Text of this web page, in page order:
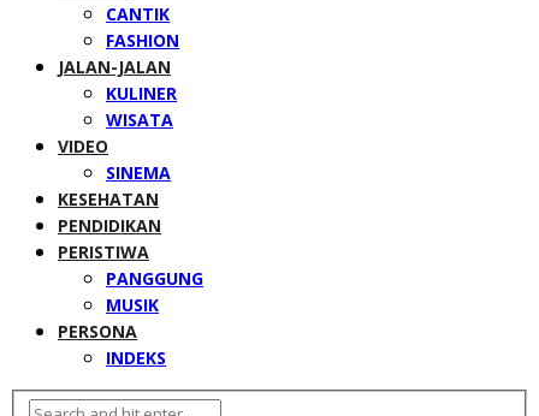
CANTIK
FASHION
JALAN-JALAN
KULINER
WISATA
VIDEO
SINEMA
KESEHATAN
PENDIDIKAN
PERISTIWA
PANGGUNG
MUSIK
PERSONA
INDEKS